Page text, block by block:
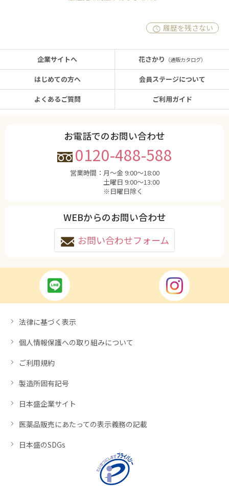
履歴を残さない
企業サイトへ
はじめての方へ
よくあるご質問
花さかり （通販カタログ）
会員ステージについて
ご利用ガイド
お電話でのお問い合わせ
0120-488-588
営業時間： 月〜金 9:00〜18:00
土曜日 9:00〜13:00
※日曜日除く
WEBからのお問い合わせ
お問い合わせフォーム
法律に基づく表示
個人情報保護への取り組みについて
ご利用規約
製造所固有記号
日本盛企業サイト
医薬品販売にあたっての表示義務の記載
日本盛のSDGs